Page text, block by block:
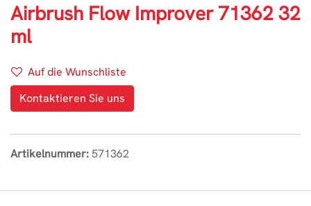
Airbrush Flow Improver 71362 32
ml
Auf die Wunschliste
Kontaktieren Sie uns
Artikelnummer:571362